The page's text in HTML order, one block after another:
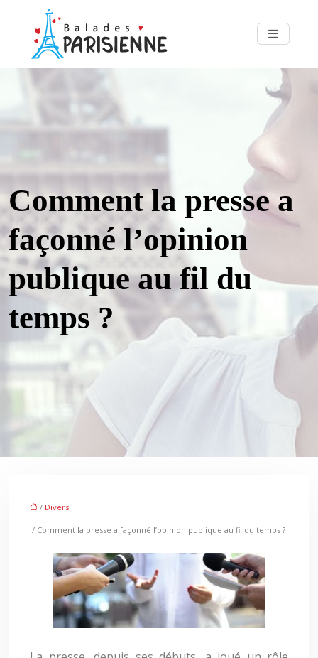
Comment la presse a
façonné l’opinion
publique au fil du
temps ?
/ Divers
/ Comment la presse a façonné l’opinion publique au fil du temps ?